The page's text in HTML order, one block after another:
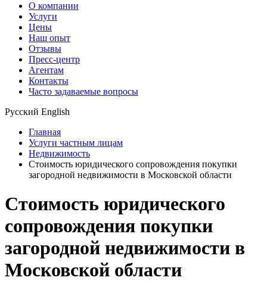
О компании
Услуги
Цены
Наш опыт
Отзывы
Пресс-центр
Агентам
Контакты
Часто задаваемые вопросы
Русский English
Главная
Услуги частным лицам
Недвижимость
Стоимость юридического сопровождения покупки
загородной недвижимости в Московской области
Стоимость юридического
сопровождения покупки
загородной недвижимости в
Московской области